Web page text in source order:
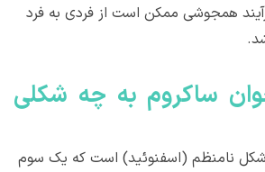
همجوشی ممکن است از فردی به فرد
ساکروم به چه شکلی
شکل نامنظم (اسفنوئید) است که یک سوم